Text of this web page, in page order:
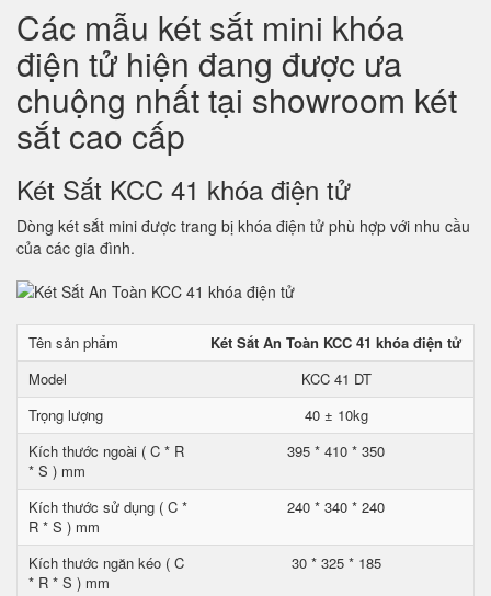
Các mẫu két sắt mini khóa
điện tử hiện đang được ưa
chuộng nhất tại showroom két
sắt cao cấp
Két Sắt KCC 41 khóa điện tử
Dòng két sắt mini được trang bị khóa điện tử phù hợp với nhu cầu
của các gia đình.
Tên sản phẩm
Két Sắt An Toàn KCC 41 khóa điện tử
Model
KCC 41 DT
Trọng lượng
40 ± 10kg
Kích thước ngoài ( C * R
* S ) mm
395 * 410 * 350
Kích thước sử dụng ( C *
R * S ) mm
240 * 340 * 240
Kích thước ngăn kéo ( C
* R * S ) mm
30 * 325 * 185